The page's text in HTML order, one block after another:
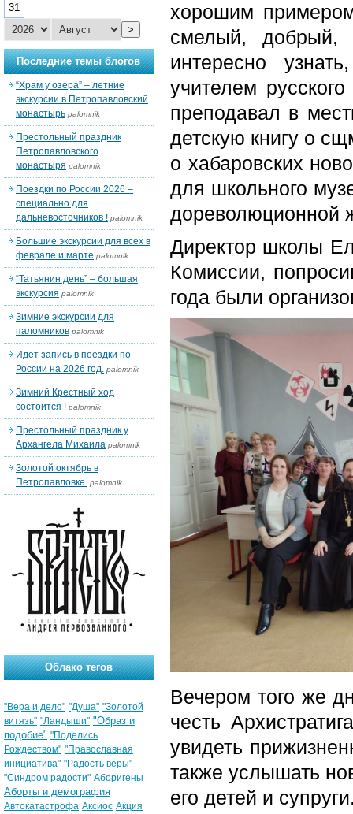
хорошим
смелый, добрый,
интересно
учителем
преподавал в
детскую книгу о
о хабаровских
для школьного
дореволюционной
Директор школы
Комиссии,
года были
Вечером того же
честь
увидеть
также услышать
его детей и
31
>
Последние темы блогов
“Храм у озера” – летние
экскурсии в Петропавловский
монастырь palomnik
Престольный праздник
Петропавловского
монастыря palomnik
Поездки по России 2026 –
специально для
дальневосточников ! palomnik
Большие экскурсии для всех в
феврале и марте palomnik
“Татьянин день” – большая
экскурсия palomnik
Зимние экскурсии для
паломников palomnik
Идет запись в поездки по
России на 2026 год. palomnik
Зимний Крестный ход
состоится ! palomnik
Престольный праздник у
Архангела Михаила palomnik
Золотой октябрь в
Петропавловке. palomnik
Облако тегов
"Вера и дело" "Душа" "Золотой
витязь" "Ландыши" "Образ и
подобие" "Поделись
Рождеством" "Православная
инициатива" "Радость веры"
"Синдром радости" Аборигены
Аборты и демография
Автокатастрофа Аксиос Акция